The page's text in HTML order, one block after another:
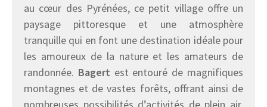
au cœur des Pyrénées, ce petit village offre un
paysage pittoresque et une atmosphère
tranquille qui en font une destination idéale pour
les amoureux de la nature et les amateurs de
randonnée. Bagert est entouré de magnifiques
montagnes et de vastes forêts, offrant ainsi de
nombreuses possibilités d’activités de plein air.